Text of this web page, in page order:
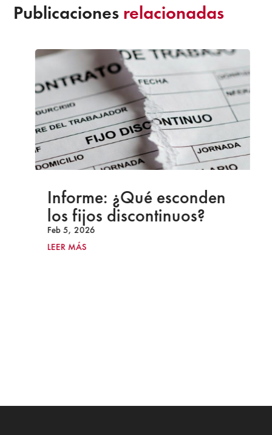
Publicaciones relacionadas
Informe: ¿Qué esconden
los fijos discontinuos?
Feb 5, 2026
LEER MÁS